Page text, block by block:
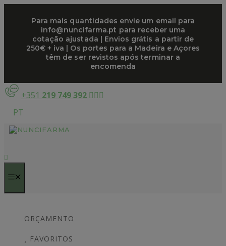
conteúdo
Para mais quantidades envie um email para
info@nuncifarma.pt para receber uma
cotação ajustada | Envios grátis a partir de
250€ + iva | Os portes para a Madeira e Açores
têm de ser revistos após terminar a
encomenda
+351 219 749 392
PT
ORÇAMENTO
FAVORITOS